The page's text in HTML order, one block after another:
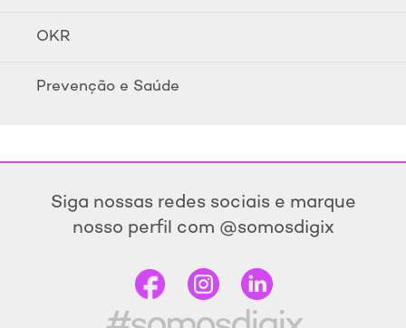
OKR
Prevenção e Saúde
Siga nossas redes sociais e marque
nosso perfil com @somosdigix